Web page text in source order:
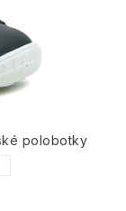
polobotky